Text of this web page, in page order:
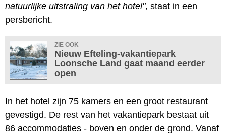
natuurlijke uitstraling van het hotel", staat in een
persbericht.
ZIE OOK
Nieuw Efteling-vakantiepark
Loonsche Land gaat maand eerder
open
In het hotel zijn 75 kamers en een groot restaurant
gevestigd. De rest van het vakantiepark bestaat uit
86 accommodaties - boven en onder de grond. Vanaf